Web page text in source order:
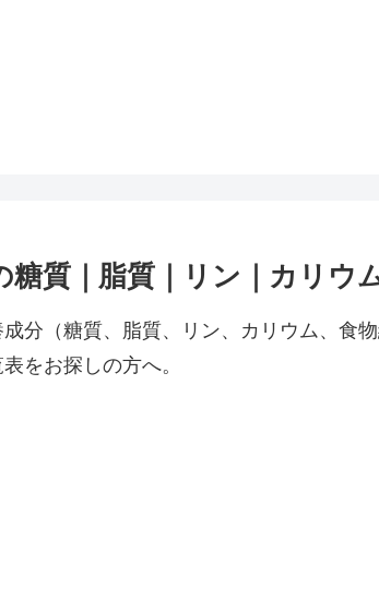
糖質｜脂質｜リン｜カリウ
分（糖質、脂質、リン、カリウム、食
をお探しの方へ。